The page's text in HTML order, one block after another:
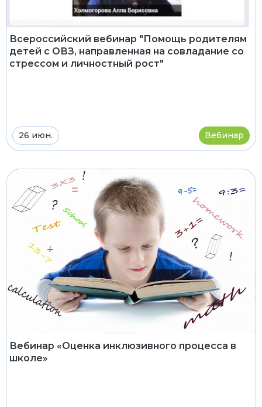
Всероссийский вебинар "Помощь родителям
детей с ОВЗ, направленная на совладание со
стрессом и личностный рост"
26 июн. Вебинар
Вебинар «Оценка инклюзивного процесса в
школе»